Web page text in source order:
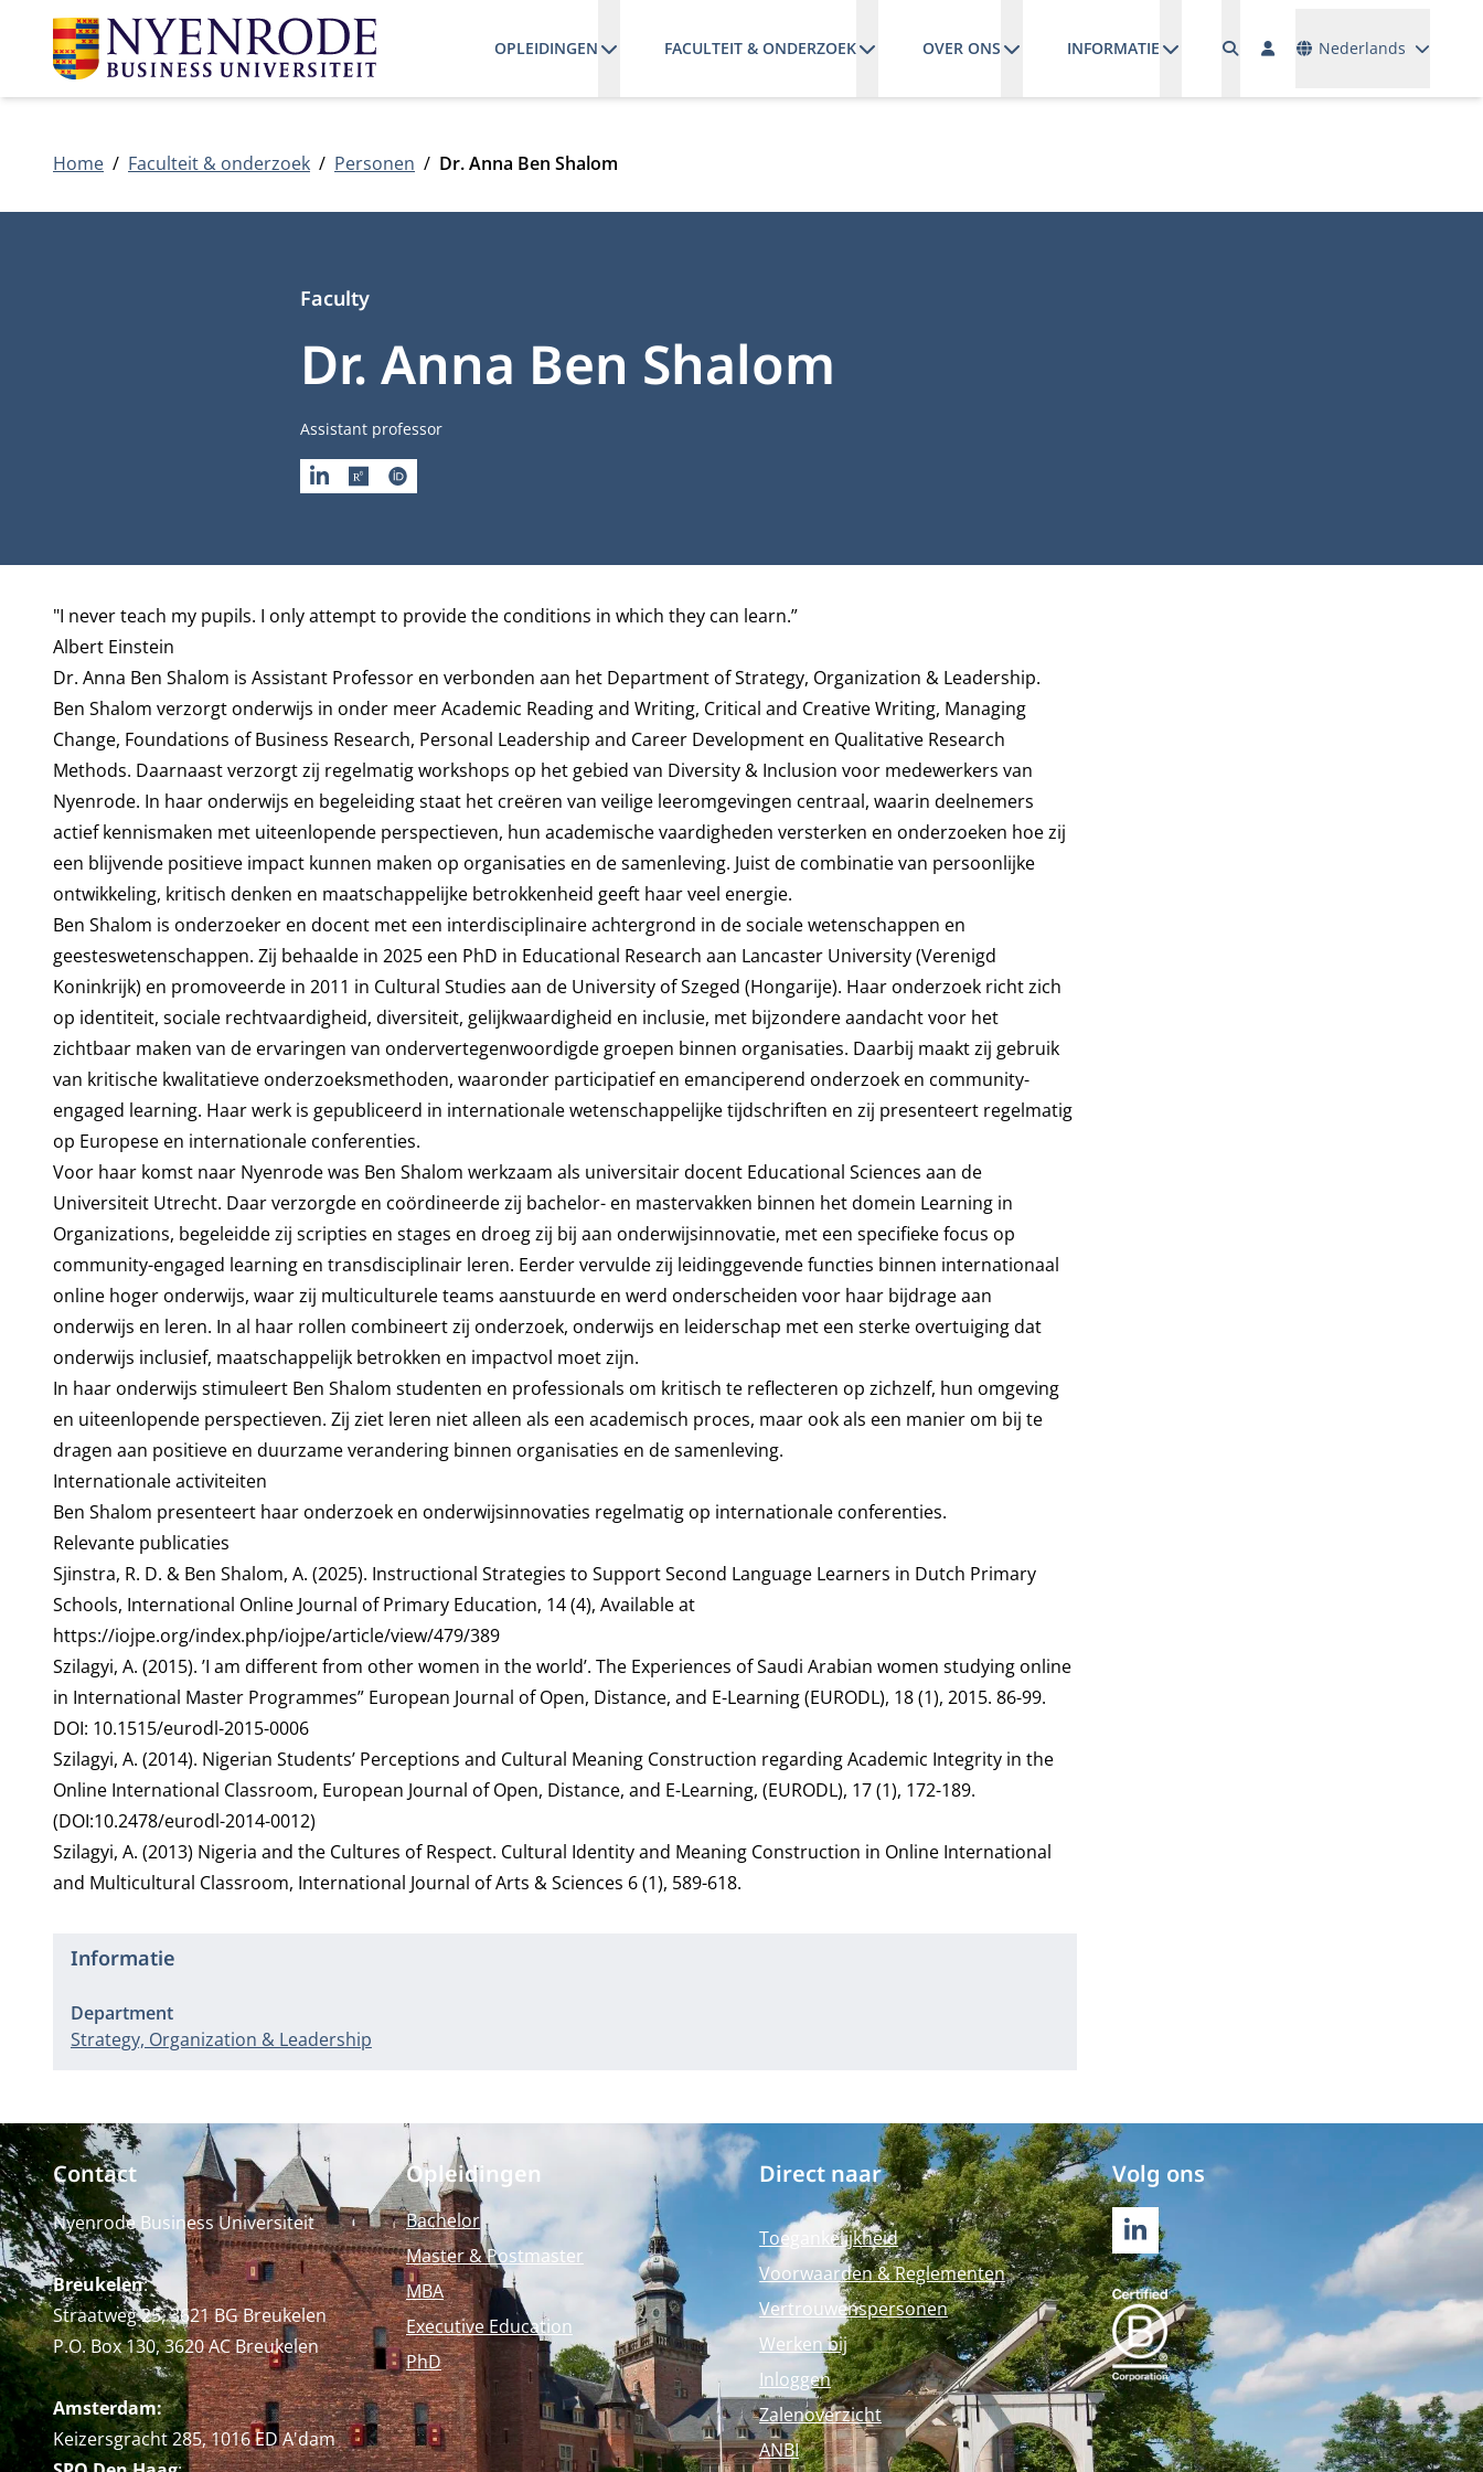
OPLEIDINGEN FACULTEIT & ONDERZOEK OVER ONS INFORMATIE Nederlands
Home Faculteit & onderzoek Personen Dr. Anna Ben Shalom
Dr. Anna Ben Shalom
Faculty
Functietitel
Assistant professor
LINKEDINRESEARCHGATE
ORCID
Biografie
"I never teach my pupils. I only attempt to provide the conditions in which they can learn.”
Albert Einstein
Dr. Anna Ben Shalom is Assistant Professor en verbonden aan het Department of Strategy, Organization & Leadership.
Ben Shalom verzorgt onderwijs in onder meer Academic Reading and Writing, Critical and Creative Writing, Managing
Change, Foundations of Business Research, Personal Leadership and Career Development en Qualitative Research
Methods. Daarnaast verzorgt zij regelmatig workshops op het gebied van Diversity & Inclusion voor medewerkers van
Nyenrode. In haar onderwijs en begeleiding staat het creëren van veilige leeromgevingen centraal, waarin deelnemers
actief kennismaken met uiteenlopende perspectieven, hun academische vaardigheden versterken en onderzoeken hoe zij
een blijvende positieve impact kunnen maken op organisaties en de samenleving. Juist de combinatie van persoonlijke
ontwikkeling, kritisch denken en maatschappelijke betrokkenheid geeft haar veel energie.
Ben Shalom is onderzoeker en docent met een interdisciplinaire achtergrond in de sociale wetenschappen en
geesteswetenschappen. Zij behaalde in 2025 een PhD in Educational Research aan Lancaster University (Verenigd
Koninkrijk) en promoveerde in 2011 in Cultural Studies aan de University of Szeged (Hongarije). Haar onderzoek richt zich
op identiteit, sociale rechtvaardigheid, diversiteit, gelijkwaardigheid en inclusie, met bijzondere aandacht voor het
zichtbaar maken van de ervaringen van ondervertegenwoordigde groepen binnen organisaties. Daarbij maakt zij gebruik
van kritische kwalitatieve onderzoeksmethoden, waaronder participatief en emanciperend onderzoek en community-
engaged learning. Haar werk is gepubliceerd in internationale wetenschappelijke tijdschriften en zij presenteert regelmatig
op Europese en internationale conferenties.
Voor haar komst naar Nyenrode was Ben Shalom werkzaam als universitair docent Educational Sciences aan de
Universiteit Utrecht. Daar verzorgde en coördineerde zij bachelor- en mastervakken binnen het domein Learning in
Organizations, begeleidde zij scripties en stages en droeg zij bij aan onderwijsinnovatie, met een specifieke focus op
community-engaged learning en transdisciplinair leren. Eerder vervulde zij leidinggevende functies binnen internationaal
online hoger onderwijs, waar zij multiculturele teams aanstuurde en werd onderscheiden voor haar bijdrage aan
onderwijs en leren. In al haar rollen combineert zij onderzoek, onderwijs en leiderschap met een sterke overtuiging dat
onderwijs inclusief, maatschappelijk betrokken en impactvol moet zijn.
In haar onderwijs stimuleert Ben Shalom studenten en professionals om kritisch te reflecteren op zichzelf, hun omgeving
en uiteenlopende perspectieven. Zij ziet leren niet alleen als een academisch proces, maar ook als een manier om bij te
dragen aan positieve en duurzame verandering binnen organisaties en de samenleving.
Internationale activiteiten
Ben Shalom presenteert haar onderzoek en onderwijsinnovaties regelmatig op internationale conferenties.
Relevante publicaties
Sjinstra, R. D. & Ben Shalom, A. (2025). Instructional Strategies to Support Second Language Learners in Dutch Primary
Schools, International Online Journal of Primary Education, 14 (4), Available at
https://iojpe.org/index.php/iojpe/article/view/479/389
Szilagyi, A. (2015). ’I am different from other women in the world’. The Experiences of Saudi Arabian women studying online
in International Master Programmes” European Journal of Open, Distance, and E-Learning (EURODL), 18 (1), 2015. 86-99.
DOI: 10.1515/eurodl-2015-0006
Szilagyi, A. (2014). Nigerian Students’ Perceptions and Cultural Meaning Construction regarding Academic Integrity in the
Online International Classroom, European Journal of Open, Distance, and E-Learning, (EURODL), 17 (1), 172-189.
(DOI:10.2478/eurodl-2014-0012)
Szilagyi, A. (2013) Nigeria and the Cultures of Respect. Cultural Identity and Meaning Construction in Online International
and Multicultural Classroom, International Journal of Arts & Sciences 6 (1), 589-618.
Informatie
Department
Strategy, Organization & Leadership
Contact
Nyenrode Business Universiteit
Breukelen:
Straatweg 25, 3621 BG Breukelen
P.O. Box 130, 3620 AC Breukelen
Amsterdam:
Keizersgracht 285, 1016 ED A'dam
Opleidingen
Bachelor
Master & Postmaster
MBA
Executive Education
PhD
Direct naar
Toegankelijkheid
Voorwaarden & Reglementen
Vertrouwenspersonen
Werken bij
Inloggen
Zalenoverzicht
ANBI
Volg ons
LINKEDIN